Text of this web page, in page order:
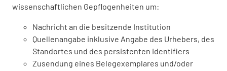
wissenschaftlichen Gepflogenheiten um:
Nachricht an die besitzende Institution
Quellenangabe inklusive Angabe des Urhebers, des
Standortes und des persistenten Identifiers
Zusendung eines Belegexemplares und/oder